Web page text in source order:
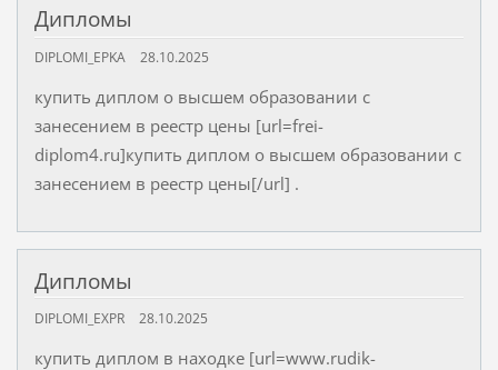
Дипломы
DIPLOMI_EPKA 28.10.2025
купить диплом о высшем образовании с
занесением в реестр цены [url=frei-
diplom4.ru]купить диплом о высшем образовании с
занесением в реестр цены[/url] .
Дипломы
DIPLOMI_EXPR 28.10.2025
купить диплом в находке [url=www.rudik-